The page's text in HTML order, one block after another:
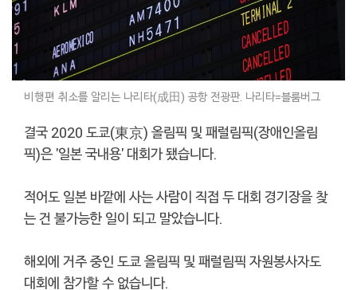
비행편 취소를 알리는 나리타(成田) 공항 전광판. 나리타=블룸버그
결국 2020 도쿄(東京) 올림픽 및 패럴림픽(장애인올림
픽)은 '일본 국내용' 대회가 됐습니다.
적어도 일본 바깥에 사는 사람이 직접 두 대회 경기장을 찾
는 건 불가능한 일이 되고 말았습니다.
해외에 거주 중인 도쿄 올림픽 및 패럴림픽 자원봉사자도
대회에 참가할 수 없습니다.